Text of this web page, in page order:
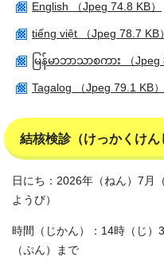
English （Jpeg 74.8 KB）
tiếng việt （Jpeg 78.7 KB）
မြန်မာဘာသာစကား （Jpeg
Tagalog （Jpeg 79.1 KB）
結核検診（けっかくけん
日にち：2026年（ねん）7月
ようび）
時間（じかん）：14時（じ
（ぷん）まで